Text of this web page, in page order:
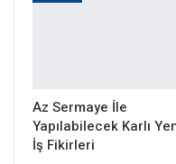
Az Sermaye İle
Yapılabilecek Karlı
İş Fikirleri